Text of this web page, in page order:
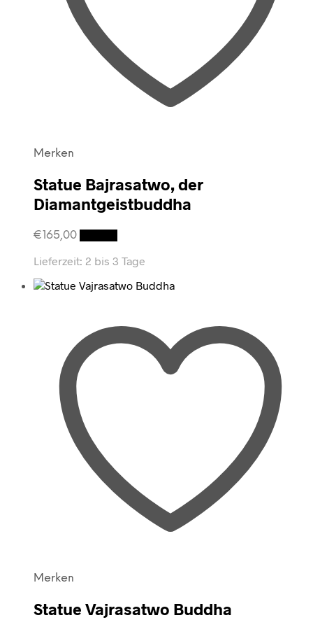
Merken
Statue Bajrasatwo, der
Diamantgeistbuddha
€165,00
Lieferzeit: 2 bis 3 Tage
Merken
Statue Vajrasatwo Buddha